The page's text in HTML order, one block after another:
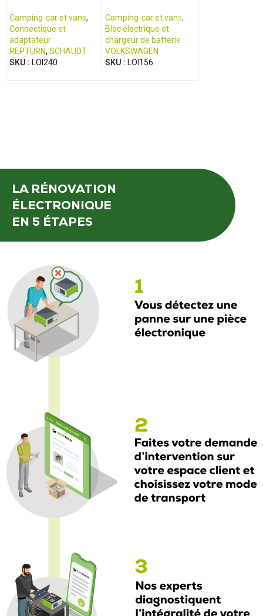
Camping-car et vans,
Connectique et
adaptateur
REPTURN, SCHAUDT
SKU : LOI240
Camping-car et vans,
Bloc électrique et
chargeur de batterie
VOLKSWAGEN
SKU : LOI156
LA RÉNOVATION
ÉLECTRONIQUE
EN 5 ÉTAPES